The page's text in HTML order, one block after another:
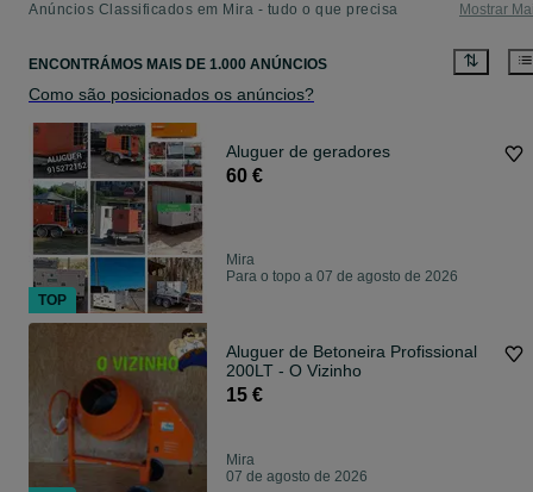
Anúncios Classificados em Mira - tudo o que precisa Mostrar
ENCONTRÁMOS MAIS DE 1.000 ANÚNCIOS
Como são posicionados os anúncios?
Aluguer de geradores
60 €
Mira
Para o topo a 07 de agosto de 2026
Aluguer de Betoneira Profissional
200LT - O Vizinho
15 €
Mira
07 de agosto de 2026
TOP